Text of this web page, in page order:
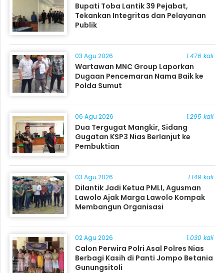
Bupati Toba Lantik 39 Pejabat,
Tekankan Integritas dan Pelayanan
Publik
03 Agu 2026 1.476 kali
Wartawan MNC Group Laporkan
Dugaan Pencemaran Nama Baik ke
Polda Sumut
06 Agu 2026 1.295 kali
Dua Tergugat Mangkir, Sidang
Gugatan KSP3 Nias Berlanjut ke
Pembuktian
03 Agu 2026 1.149 kali
Dilantik Jadi Ketua PMLI, Agusman
Lawolo Ajak Marga Lawolo Kompak
Membangun Organisasi
02 Agu 2026 1.030 kali
Calon Perwira Polri Asal Polres Nias
Berbagi Kasih di Panti Jompo Betania
Gunungsitoli